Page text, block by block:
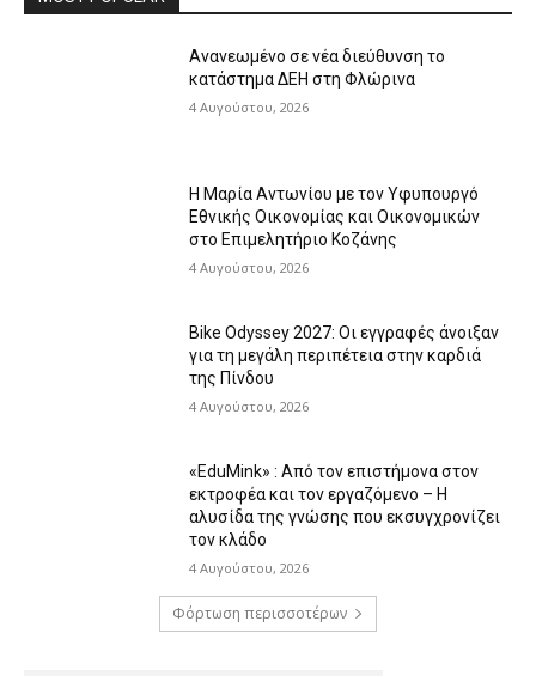
Ανανεωμένο σε νέα διεύθυνση το
κατάστημα ΔΕΗ στη Φλώρινα
4 Αυγούστου, 2026
Η Μαρία Αντωνίου με τον Υφυπουργό
Εθνικής Οικονομίας και Οικονομικών
στο Επιμελητήριο Κοζάνης
4 Αυγούστου, 2026
Bike Odyssey 2027: Οι εγγραφές άνοιξαν
για τη μεγάλη περιπέτεια στην καρδιά
της Πίνδου
4 Αυγούστου, 2026
«EduMink» : Από τον επιστήμονα στον
εκτροφέα και τον εργαζόμενο – Η
αλυσίδα της γνώσης που εκσυγχρονίζει
τον κλάδο
4 Αυγούστου, 2026
Φόρτωση περισσοτέρων